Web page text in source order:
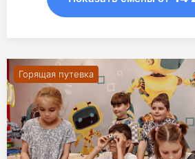
Горящая путевка